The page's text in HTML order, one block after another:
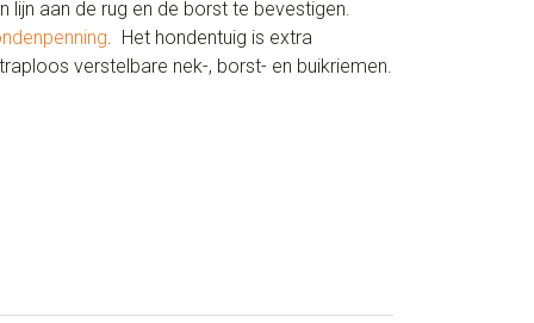
aan de rug en de borst te bevestigen.
. Het hondentuig is extra
verstelbare nek-, borst- en buikriemen.